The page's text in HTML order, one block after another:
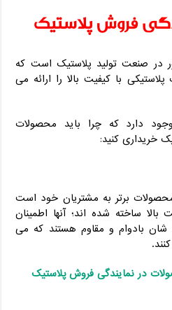
فروش پلاستیک
در صنعت تولید پلاستیک است که
با کیفیت بالا را ارائه می
دارد که چرا باید محصولات
خریداری کنید:
محصولات برتر به مشتریان خود است
بالا ساخته شده اند؛ آنها اطمینان
بادوام و مقاوم هستند که می
در نمایندگی فروش پلاستیک